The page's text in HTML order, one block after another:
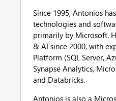
Since 1995, Antonios
technologies and
primarily by Microsoft.
& AI since 2000, with
Platform (SQL Server,
Synapse Analytics,
and Databricks.
Antonios is also a